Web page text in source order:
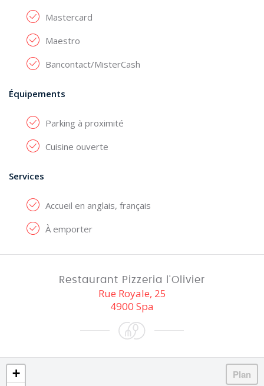
Mastercard
Maestro
Bancontact/MisterCash
Équipements
Parking à proximité
Cuisine ouverte
Services
Accueil en anglais, français
À emporter
Restaurant Pizzeria l'Olivier
Rue Royale, 25
4900 Spa
+